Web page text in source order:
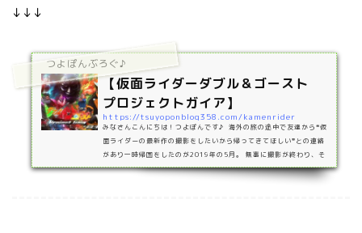
↓↓↓
つよぽんぶろぐ♪
【仮面ライダーダブル＆ゴースト
プロジェクトガイア】
https://tsuyoponblog358.com/kamenrider
みなさんこんにちは！つよぽんです♪ 海外の旅の途中で友達から❝仮
面ライダーの最新作の撮影をしたいから帰ってきてほしい❞との連絡
があり一時帰国をしたのが2019年の5月。 無事に撮影が終わり、そ
こから友達が仕事で忙しい中1年以上かけて編集をしてくれ 2020年8
月11日とうとう完成しました！！https://www.youtube.com/watc